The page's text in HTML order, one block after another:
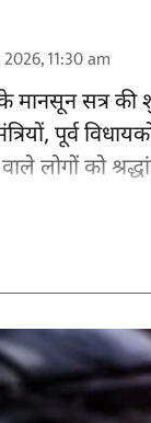
11:30 am
मानसून सत्र
पूर्व
लोगों को